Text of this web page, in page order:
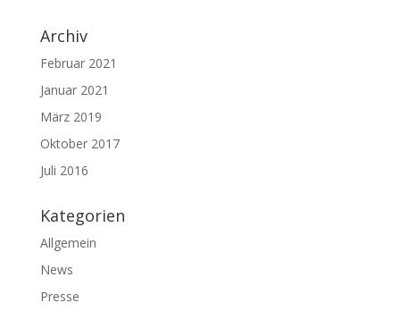
Archiv
Februar 2021
Januar 2021
März 2019
Oktober 2017
Juli 2016
Kategorien
Allgemein
News
Presse